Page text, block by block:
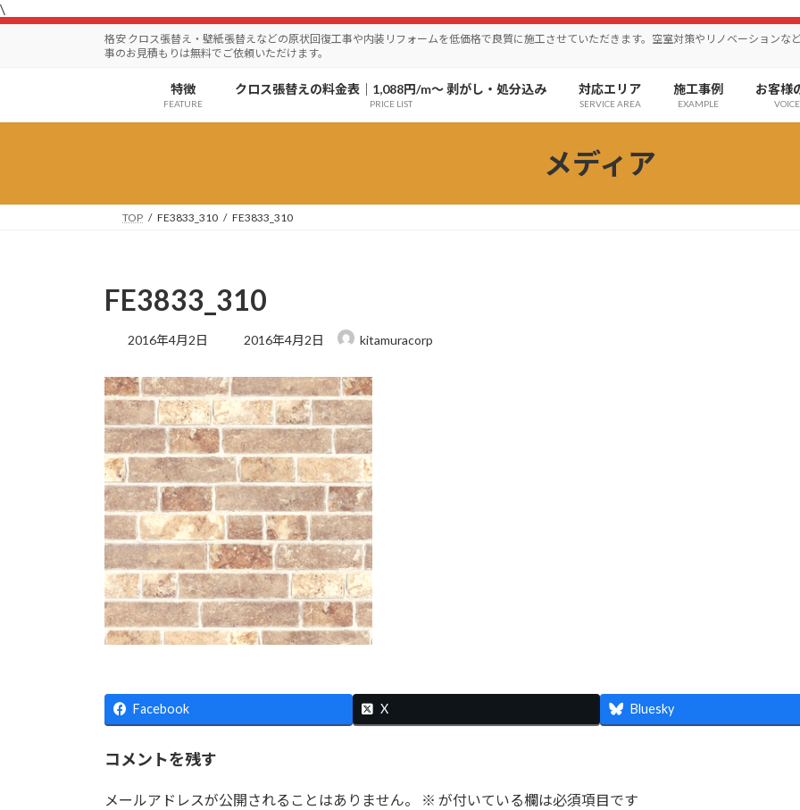
\コ
プ
ナ
動
格安 クロス張替え・壁紙張替えなどの原状回復工事や内装リフォームを低価格で良質に施工させていただきます。空室対策やリノベーションな
事のお見積もりは無料でご依頼いただけます。
特徴
FEATURE
クロス張替えの料金表｜1,088円/m〜 剥がし・処分込み
PRICE LIST
対応エリア
SERVICE AREA
施工事例
EXAMPLE
お客様
VOICE
メディア
TOP FE3833_310 FE3833_310
FE3833_310
2016年4月2日
最
新
日
時
:
2016年4月2日 kitamuracorp
Facebook X Bluesky
コメントを残す
メールアドレスが公開されることはありません。 ※ が付いている欄は必須項目です